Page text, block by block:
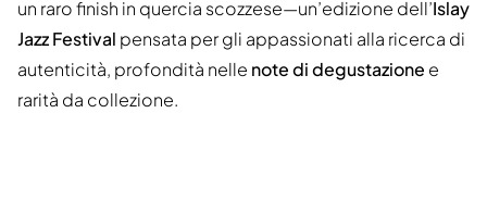
un raro finish in quercia scozzese—un’edizione dell’Islay
Jazz Festival pensata per gli appassionati alla ricerca di
autenticità, profondità nelle note di degustazione e
rarità da collezione.